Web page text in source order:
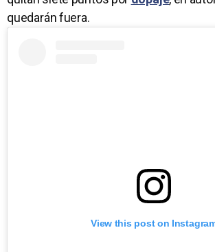
quedarán fuera.
View this post on